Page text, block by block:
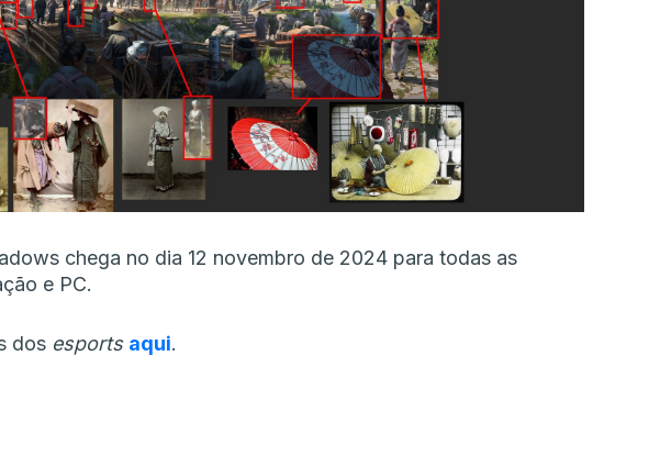
chega no dia 12 novembro de 2024 para todas as
e PC.
dos esports aqui.